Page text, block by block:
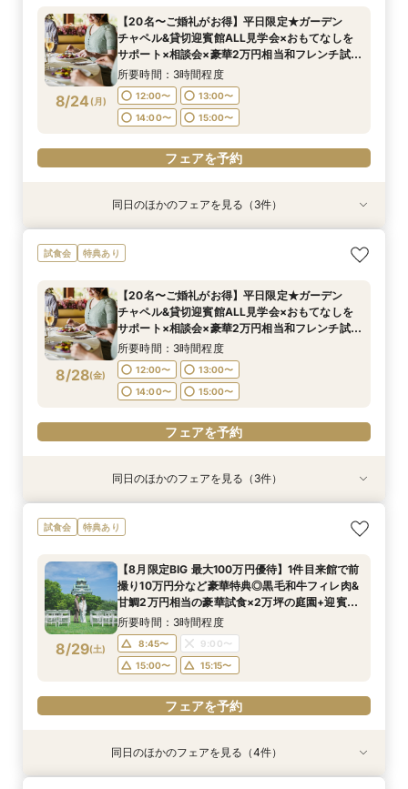
8/23(日)
所要時間：3時間程度
8:45〜
9:00〜
15:00〜
15:15〜
フェアを予約
8/23(日)
所要時間：3時間程度
8:45〜
9:00〜
15:00〜
15:15〜
フェアを予約
8/23(日)
分特典>
所要時間：3時間程度
8:45〜
9:00〜
15:00〜
15:15〜
フェアを予約
8/23(日)
9:00〜 15:00〜
フェアを予約
8/24 (月)
【20名〜ご婚礼がお得】平日限定★ガーデン
チャペル&貸切迎賓館ALL見学会×おもてなしを
サポート×相談会×豪華2万円相当和フレンチ試食
会
所要時間：3時間程度
12:00〜
13:00〜
14:00〜
15:00〜
フェアを予約
特典あり
8/24(月)
＜平日限定＞挙式スタイル相談OK！約2万坪の自
然が広がる西の丸庭園＆会場見学＊ゆっくり相談
チコース
所要時間：3時間程度
12:00〜
13:00〜
14:00〜
15:00〜
フェアを予約
特典あり
8/24(月)
【平日限定】和婚相談×豪華無料試食×大阪城を
望む貸切迎賓館見学＜有名提携神社紹介も◎和婚
所要時間：3時間程度
12:00〜
13:00〜
14:00〜
15:00〜
フェアを予約
特典あり
8/24(月)
＜オリジナルウェディング＞2万坪の庭園満喫×
会場見学×国産和牛フィレ肉など豪華試食付＊貸
所要時間：3時間程度
12:00〜
13:00〜
14:00〜
15:00〜
フェアを予約
同日のほかのフェアを見る（3件）
試食会 特典あり
8/28(金)
【20名〜ご婚礼がお得】平日限定★ガーデン
チャペル&貸切迎賓館ALL見学会×おもてなしを
サポート×相談会×豪華2万円相当和フレンチ試食
会
所要時間：3時間程度
12:00〜
13:00〜
14:00〜
15:00〜
フェアを予約
特典あり
8/28(金)
＜平日限定＞挙式スタイル相談OK！約2万坪の自
然が広がる西の丸庭園＆会場見学＊ゆっくり相談
チコース
所要時間：3時間程度
12:00〜
13:00〜
14:00〜
15:00〜
フェアを予約
特典あり
8/28(金)
【平日限定】和婚相談×豪華無料試食×大阪城を
望む貸切迎賓館見学＜有名提携神社紹介も◎和婚
所要時間：3時間程度
12:00〜
13:00〜
14:00〜
15:00〜
フェアを予約
特典あり
8/28(金)
＜オリジナルウェディング＞2万坪の庭園満喫×
会場見学×国産和牛フィレ肉など豪華試食付＊貸
所要時間：3時間程度
12:00〜
13:00〜
14:00〜
15:00〜
フェアを予約
同日のほかのフェアを見る（3件）
試食会 特典あり
8/29(土)
【8月限定BIG 最大100万円優待】1件目来館で前
撮り10万円分など豪華特典◎黒毛和牛フィレ肉&
甘鯛2万円相当の豪華試食×2万坪の庭園+迎賓館
の見学ツアー
所要時間：3時間程度
8:45〜
9:00〜
15:00〜
15:15〜
フェアを予約
特典あり
特典あり
特典あり
特典あり同日のほかのフェアを見る（4件）